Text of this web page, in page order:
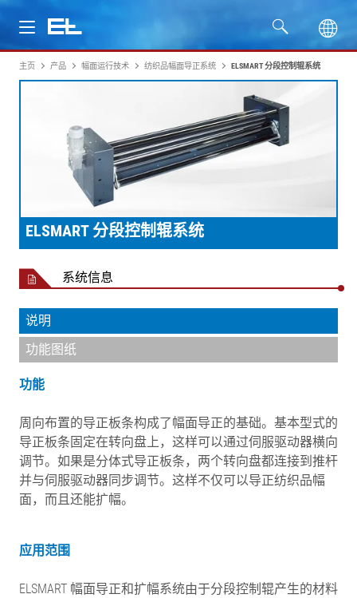
产品
主页 产品 幅面运行技术 纺织品幅面导正系统 ELSMART 分段控制辊系统
ELSMART 分段控制辊系统
系统信息
说明
功能图纸
功能
周向布置的导正板条构成了幅面导正的基础。基本型式的
导正板条固定在转向盘上，这样可以通过伺服驱动器横向
调节。如果是分体式导正板条，两个转向盘都连接到推杆
并与伺服驱动器同步调节。这样不仅可以导正纺织品幅
面，而且还能扩幅。
应用范围
ELSMART 幅面导正和扩幅系统由于分段控制辊产生的材料